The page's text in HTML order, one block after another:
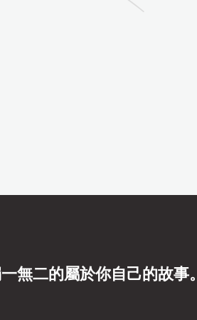
無二的屬於你自己的故事。